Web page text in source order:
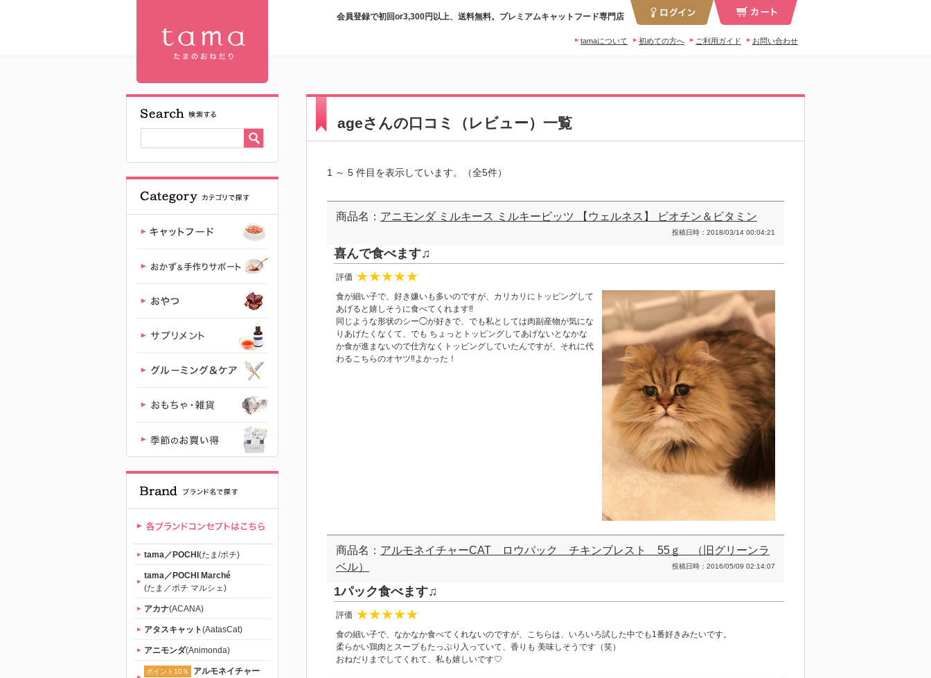
【公式】プ
レミアムキ
ャットフー
ド専門店
「たまのお
ねだり
（tama）」
｜初回送料
無料
会員登録で初回or3,300円以上、送料無料。プレミアムキャットフード専門店
お問い合わせ
ご利用ガイド
初めての方へ
tamaについて
tama／POCHI (たま/ポチ)
tama／POCHI Marché
(たま／ポチ マルシェ)
アカナ(ACANA)
アタスキャット(AatasCat)
アニモンダ(Animonda)
ポイント10％
アルモネイチャー
ageさんの口コミ（レビュー）一覧
1 ～ 5 件目を表示しています。（全5件）
商品名： アニモンダ ミルキース ミルキービッツ 【ウェルネス】 ビオチン＆ビタミン
投稿日時：2018/03/14 00:04:21
喜んで食べます♫
評価
食が細い子で、好き嫌いも多いのですが、カリカリにトッピングして
あげると嬉しそうに食べてくれます‼︎
同じような形状のシー◯が好きで、でも私としては肉副産物が気にな
りあげたくなくて、でも ちょっとトッピングしてあげないとなかな
か食が進まないので仕方なくトッピングしていたんですが、それに代
わるこちらのオヤツ‼︎よかった！
商品名： アルモネイチャーCAT ロウパック チキンブレスト 55ｇ （旧グリーンラ
ベル）
投稿日時：2016/05/09 02:14:07
1パック食べます♫
評価
食の細い子で、なかなか食べてくれないのですが、こちらは、いろいろ試した中でも1番好きみたいです。
柔らかい鶏肉とスープもたっぷり入っていて、香りも 美味しそうです（笑）
おねだりまでしてくれて、私も嬉しいです♡